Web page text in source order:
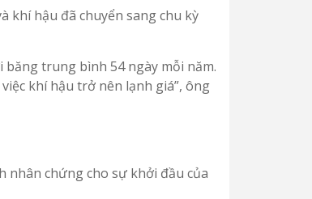
khí hậu đã chuyển sang chu kỳ
băng trung bình 54 ngày mỗi năm.
khí hậu trở nên lạnh giá”, ông
chứng cho sự khởi đầu của